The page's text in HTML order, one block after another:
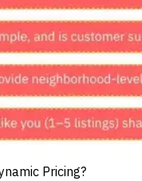
Pricing?